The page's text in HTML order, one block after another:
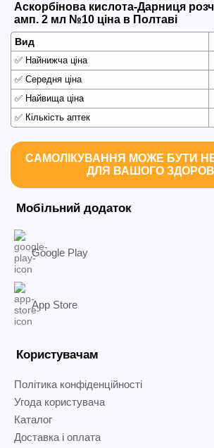
Аскорбінова кислота-Дарниця
амп. 2 мл №10 ціна в Полтаві
Вид
✅ Найнижча ціна
✅ Середня ціна
✅ Найвища ціна
✅ Кількість аптек
САМОЛІКУВАННЯ МОЖЕ БУТИ
ДЛЯ ВАШОГО
Мобільний додаток
Google Play
App Store
Користувачам
Політика конфіденційності
Угода користувача
Каталог
Доставка і оплата